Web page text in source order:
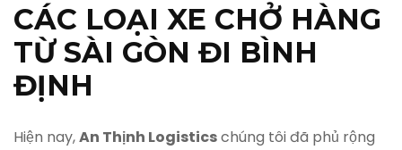
CÁC LOẠI XE CHỞ HÀNG
TỪ SÀI GÒN ĐI BÌNH
ĐỊNH
Hiện nay,An Thịnh Logisticschúng tôi đã phủ rộng